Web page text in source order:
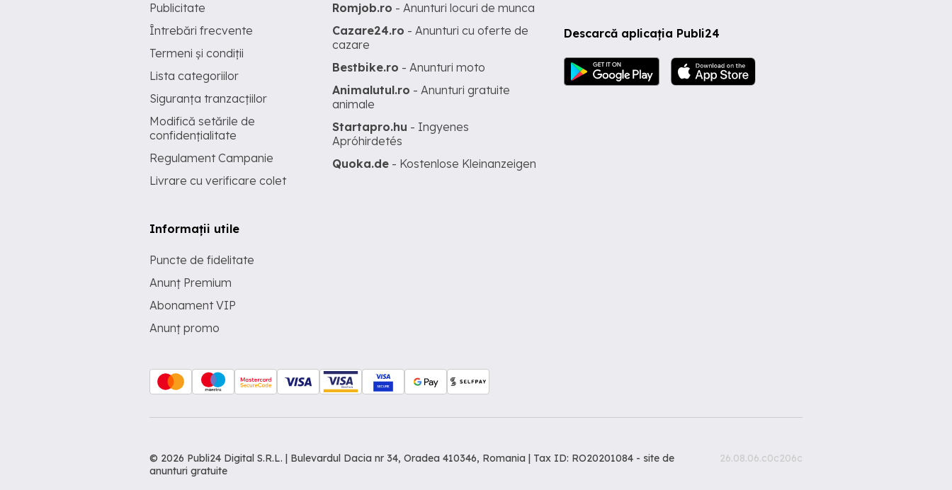
Descarcă aplicația Publi24
Publicitate
Întrebări frecvente
Termeni și condiții
Lista categoriilor
Siguranța tranzacțiilor
Modifică setările de
confidențialitate
Regulament Campanie
Livrare cu verificare colet
Informații utile
Puncte de fidelitate
Anunț Premium
Abonament VIP
Anunț promo
Romjob.ro - Anunturi locuri de munca
Cazare24.ro - Anunturi cu oferte de
cazare
Bestbike.ro - Anunturi moto
Animalutul.ro - Anunturi gratuite
animale
Startapro.hu - Ingyenes
Apróhirdetés
Quoka.de - Kostenlose Kleinanzeigen
© 2026 Publi24 Digital S.R.L. | Bulevardul Dacia nr 34, Oradea 410346, Romania | Tax ID: RO20201084 - site de
anunturi gratuite
26.08.06.c0c206c